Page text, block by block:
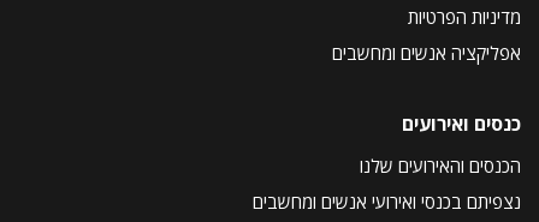
מדיניות הפרטיות
אפליקציה אנשים ומחשבים
כנסים ואירועים
הכנסים והאירועים שלנו
נצפיתם בכנסי ואירועי אנשים ומחשבים